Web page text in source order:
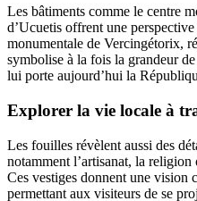
Les bâtiments comme le centre
d’Ucuetis offrent une
monumentale de Vercingétorix,
symbolise à la fois la grandeur
lui porte aujourd’hui la
Explorer la vie locale à
Les fouilles révèlent aussi des
notamment l’artisanat, la
Ces vestiges donnent une vision
permettant aux visiteurs de se